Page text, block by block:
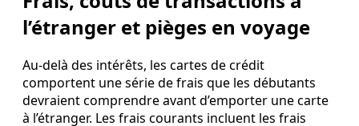
l’étranger et pièges en voyage
Au‑delà des intérêts, les cartes de crédit
comportent une série de frais que les débutants
devraient comprendre avant d’emporter une carte
à l’étranger. Les frais courants incluent les frais